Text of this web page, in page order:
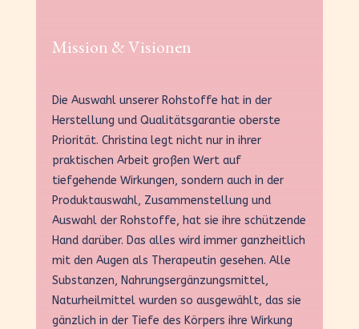
Mission & Visionen
Die Auswahl unserer Rohstoffe hat in der
Herstellung und Qualitätsgarantie oberste
Priorität. Christina legt nicht nur in ihrer
praktischen Arbeit großen Wert auf
tiefgehende Wirkungen, sondern auch in der
Produktauswahl, Zusammenstellung und
Auswahl der Rohstoffe, hat sie ihre schützende
Hand darüber. Das alles wird immer ganzheitlich
mit den Augen als Therapeutin gesehen. Alle
Substanzen, Nahrungsergänzungsmittel,
Naturheilmittel wurden so ausgewählt, das sie
gänzlich in der Tiefe des Körpers ihre Wirkung